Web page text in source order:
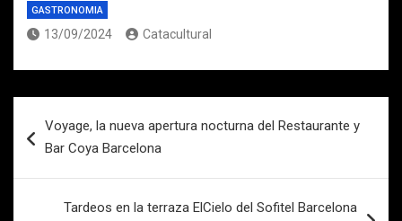
GASTRONOMIA
13/09/2024 Catacultural
de
Voyage, la nueva apertura nocturna del Restaurante y
Bar Coya Barcelona
Tardeos en la terraza ElCielo del Sofitel Barcelona